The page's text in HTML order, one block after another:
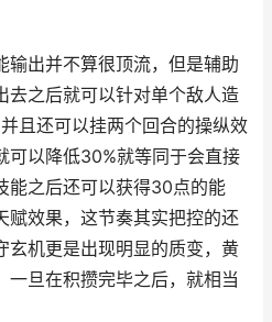
输出并不算很顶流，但是辅助
去之后就可以针对单个敌人造
且还可以挂两个回合的操纵效
可以降低30%就等同于会直接
能之后还可以获得30点的能
赋效果，这节奏其实把控的还
玄机更是出现明显的质变，黄
一旦在积攒完毕之后，就相当